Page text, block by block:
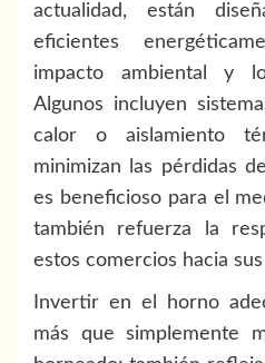
actualidad, están
eficientes
impacto ambiental y
Algunos incluyen
calor o aislamiento
minimizan las pérdidas
es beneficioso para el
también refuerza la
estos comercios hacia
Invertir en el horno
más que simplemente